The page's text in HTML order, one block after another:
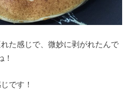
た感じで、微妙に剥がれたんで
です！